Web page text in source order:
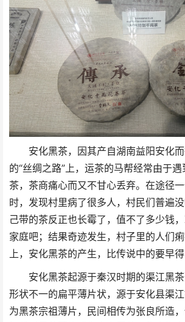
安化黑茶，因其产自湖南益阳安化
的“丝绸之路”上，运茶的马帮经常由于
茶，茶商痛心而又不甘心丢弃。在途径
时，发现村里病了很多人， 村民们普遍
己带的茶反正也长霉了，值不了多少钱
家庭吧；结果奇迹发生，村子里的人们
上，安化黑茶的产生，比传说中的要早得
安化黑茶起源于秦汉时期的渠江黑
形状不一的扁平薄片状，源于安化县渠
为黑茶宗祖薄片，民间相传为张良所造，